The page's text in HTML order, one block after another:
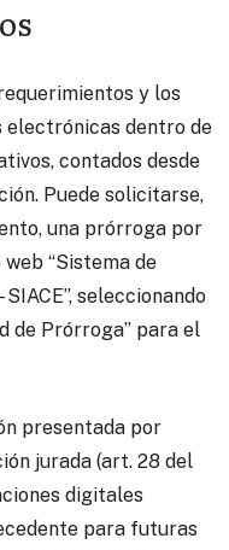
y los
electrónicas dentro de
contados desde
Puede solicitarse,
una prórroga por
“Sistema de
seleccionando
de Prórroga” para el
presentada por
jurada (art. 28 del
digitales
para futuras